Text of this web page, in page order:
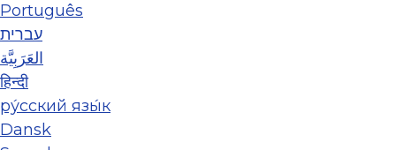
Português
עברית
العَرَبِيَّة
हिन्दी
ру́сский язы́к
Dansk